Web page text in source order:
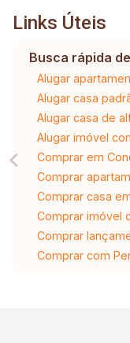
Links Úteis
Busca rápida
Alugar
Alugar casa
Alugar casa de
Alugar imóvel
Comprar em
Comprar
Comprar casa
Comprar imóvel
Comprar
Comprar com